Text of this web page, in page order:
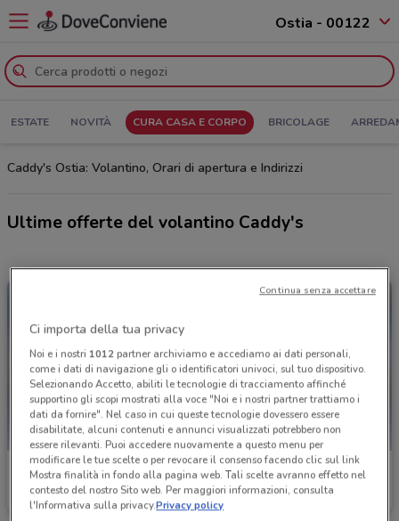
Ostia - 00122
ESTATE NOVITÀ CURA CASA E CORPO BRICOLAGE
Caddy's Ostia: Volantino, Orari di apertura e Indirizzi
Ultime offerte del volantino Caddy's
Caddy's
Scade il 31/08 23 km
Caddy's
Ci importa della tua privacy
Noi e i nostri 1012partner archiviamo e accediamo ai dati personali,
come i dati di navigazione gli o identificatori univoci, sul tuo dispositivo.
Selezionando Accetto, abiliti le tecnologie di tracciamento affinché
supportino gli scopi mostrati alla voce "Noi e i nostri partner trattiamo i
dati da fornire". Nel caso in cui queste tecnologie dovessero essere
disabilitate, alcuni contenuti e annunci visualizzati potrebbero non
essere rilevanti. Puoi accedere nuovamente a questo menu per
modificare le tue scelte o per revocare il consenso facendo clic sul link
Mostra finalità in fondo alla pagina web. Tali scelte avranno effetto nel
contesto del nostro Sito web. Per maggiori informazioni, consulta
l'Informativa sulla privacy.Privacy policy
Continua senza accettare